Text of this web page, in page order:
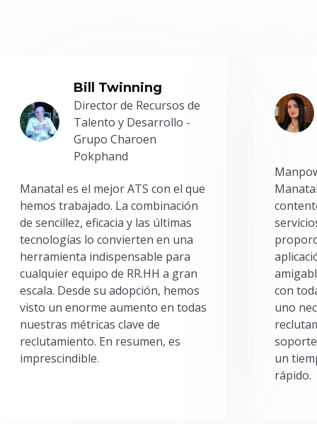
Bill Twinning
Director de Recursos de
Talento y Desarrollo -
Grupo Charoen
Pokphand
Manatal es el mejor ATS con el que
hemos trabajado. La combinación
de sencillez, eficacia y las últimas
tecnologías lo convierten en una
herramienta indispensable para
cualquier equipo de RR.HH a gran
escala. Desde su adopción, hemos
visto un enorme aumento en todas
nuestras métricas clave de
reclutamiento. En resumen, es
imprescindible.
con
uno
un
rápido.